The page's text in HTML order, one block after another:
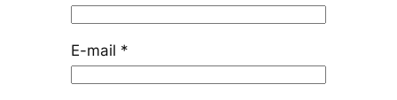
E-mail *